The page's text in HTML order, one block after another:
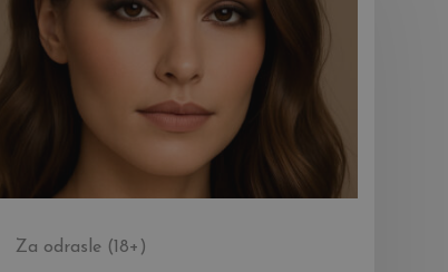
Za odrasle (18+)